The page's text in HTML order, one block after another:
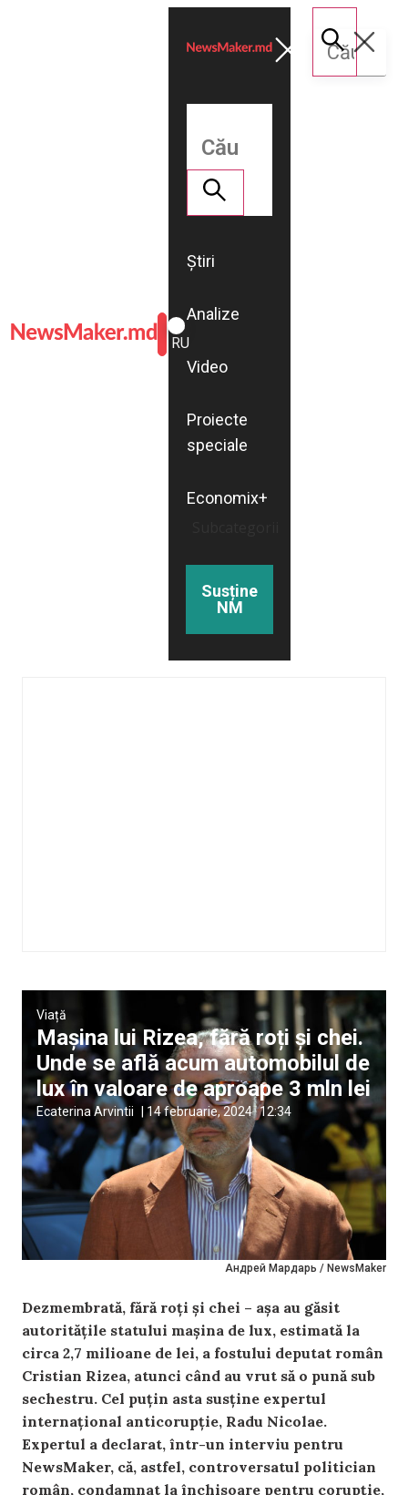
ROMÂNĂ
RU
Știri
Analize
Video
Proiecte
speciale
Economix+
Susține
NM
Андрей Мардарь / NewsMaker
Viață
Mașina lui Rizea, fără roți și chei.
Unde se află acum automobilul de
lux în valoare de aproape 3 mln lei
Ecaterina Arvintii 14 februarie, 2024 12:34
Dezmembrată, fără roți și chei – așa au găsit
autoritățile statului mașina de lux, estimată la
circa 2,7 milioane de lei, a fostului deputat român
Cristian Rizea, atunci când au vrut să o pună sub
sechestru. Cel puțin asta susține expertul
internațional anticorupție, Radu Nicolae.
Expertul a declarat, într-un interviu pentru
NewsMaker, că, astfel, controversatul politician
român, condamnat la închisoare pentru corupție,